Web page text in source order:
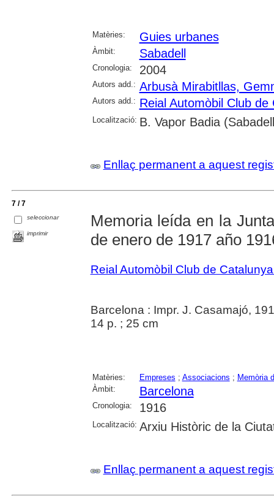
Matèries: Guies urbanes
Àmbit: Sabadell
Cronologia: 2004
Autors add.: Arbusà Mirabitllas,
Autors add.: Reial Automòbil Club de
Localització: B. Vapor Badia
Enllaç permanent a aquest
7 / 7
seleccionar
imprimir
Memoria leída en la
de enero de 1917 año
Reial Automòbil Club de
Barcelona : Impr. J. Casamajó,
14 p. ; 25 cm
Matèries: Empreses ; Associacions ; Memòria
Àmbit:
Barcelona
Cronologia: 1916
Localització: Arxiu Històric de la
Enllaç permanent a aquest